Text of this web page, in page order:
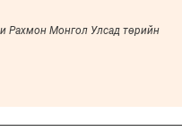
Рахмон Монгол Улсад төрийн